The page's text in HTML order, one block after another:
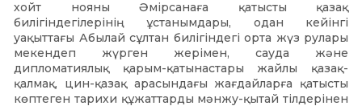
хойт нояны Әмірсанаға қатысты қазақ
билігіндегілерінің ұстанымдары, одан кейінгі
уақыттағы Абылай сұлтан билігіндегі орта жүз рулары
мекендеп жүрген жерімен, сауда және
дипломатиялық қарым-қатынастары жайлы қазақ-
қалмақ, цин-қазақ арасындағы жағдайларға қатысты
көптеген тарихи құжаттарды мәнжу-қытай тілдерінен